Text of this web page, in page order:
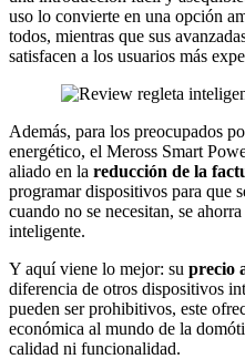
uso lo convierte en una opción
todos, mientras que sus
satisfacen a los usuarios más
Además, para los preocupados
energético, el Meross Smart
aliado en la reducción de la
programar dispositivos para que
cuando no se necesitan, se
inteligente.
Y aquí viene lo mejor: su precio
diferencia de otros dispositivos
pueden ser prohibitivos, este
económica al mundo de la
calidad ni funcionalidad.